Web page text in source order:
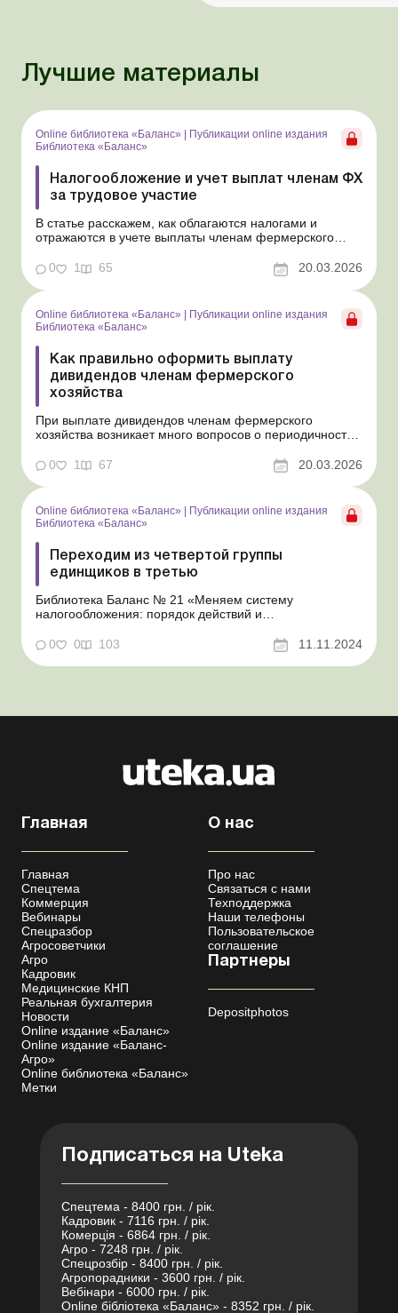
Лучшие материалы
Online библиотека «Баланс»
Публикации online издания
Библиотека «Баланс»
Налогообложение и учет выплат членам ФХ
за трудовое участие
В статье расскажем, как облагаются налогами и
отражаются в учете выплаты членам фермерского
являются зарплатой и не считаются дивидендами.
Библиотека Баланс № 5 «Дивиденды: инструкция по
оформлению, учету и налогообложению» В отличие
от...
0 1 65 20.03.2026
Online библиотека «Баланс» | Публикации online издания
Библиотека «Баланс»
Как правильно оформить выплату
дивидендов членам фермерского
хозяйства
При выплате дивидендов членам фермерского
хозяйства возникает много вопросов о периодичности
Ответы на основные из них дадим в этой статье.
Библиотека Баланс № 5 «Дивиденды: инструкция по
оформлению, учету и налогообложению» Порядок
выплаты ...
0 1 67 20.03.2026
Online библиотека «Баланс» | Публикации online издания
Библиотека «Баланс»
Переходим из четвертой группы
единщиков в третью
Библиотека Баланс № 21 «Меняем систему
налогообложения: порядок действий и
условиях перехода в третью группу плательщиков
единого налога (далее – ЕН) мы рассказали в
консультации «Как перейти с общей системы в третью
0 0 103 11.11.2024
Главная
Главная
Спецтема
Коммерция
Вебинары
Спецразбор
Агросоветчики
Агро
Кадровик
Медицинские КНП
Реальная бухгалтерия
Новости
Online издание «Баланс»
Online издание «Баланс-
Агро»
Online библиотека «Баланс»
Метки
О нас
Про нас
Связаться с нами
Техподдержка
Наши телефоны
Пользовательское
соглашение
Партнеры
Depositphotos
Подписаться на Uteka
Спецтема - 8400 грн. / рік.
Кадровик - 7116 грн. / рік.
Комерція - 6864 грн. / рік.
Агро - 7248 грн. / рік.
Спецрозбір - 8400 грн. / рік.
Агропорадники - 3600 грн. / рік.
Вебінари - 6000 грн. / рік.
Online бібліотека «Баланс» - 8352 грн. / рік.